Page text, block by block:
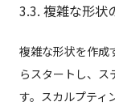
3.3. 複雑な形状
複雑な形状を作成
らスタートし、ス
す。スカルプティ